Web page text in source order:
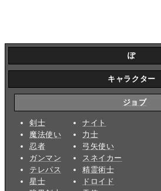
ぽ
キャラクター
ジョブ
剣士
魔法使い
忍者
ガンマン
テレパス
星士
ナイト
力士
弓矢使い
スネイカー
精霊術士
ドロイド